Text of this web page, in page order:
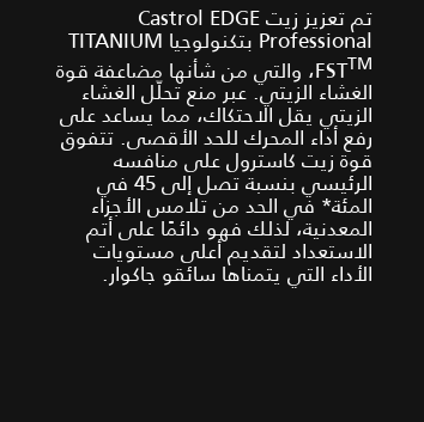
تم تعزيز زيت Castrol EDGE
Professional بتكنولوجيا TITANIUM
FSTTM‎ ، والتي من شأنها مضاعفة قوة
الغشاء الزيتي. عبر منع تحلّل الغشاء
الزيتي يقل الاحتكاك، مما يساعد على
رفع أداء المحرك للحد الأقصى. تتفوق
قوة زيت كاسترول على منافسه
الرئيسي بنسبة تصل إلى 45 في
المئة* في الحد من تلامس الأجزاء
المعدنية، لذلك فهو دائمًا على أتم
الاستعداد لتقديم أعلى مستويات
الأداء التي يتمناها سائقو جاكوار.